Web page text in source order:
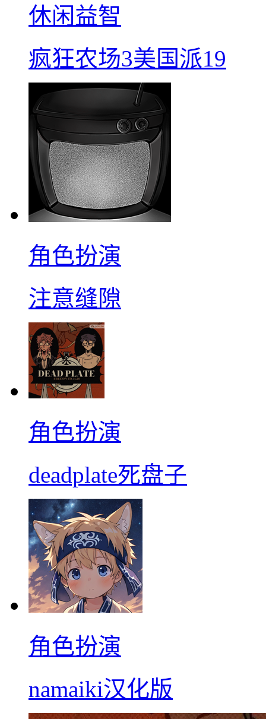
休闲益智
疯狂农场3美国派19
角色扮演
注意缝隙
角色扮演
deadplate死盘子
角色扮演
namaiki汉化版